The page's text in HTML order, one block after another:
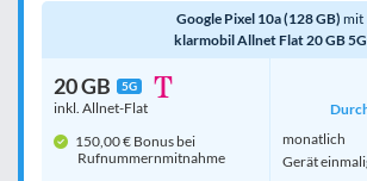
Google Pixel 10a (128 GB) mit
klarmobil Allnet Flat 20 GB 5G
20 GB 5G
inkl. Allnet-Flat
150,00 € Bonus bei
Rufnummern­mitnahme
monatlich
Gerät